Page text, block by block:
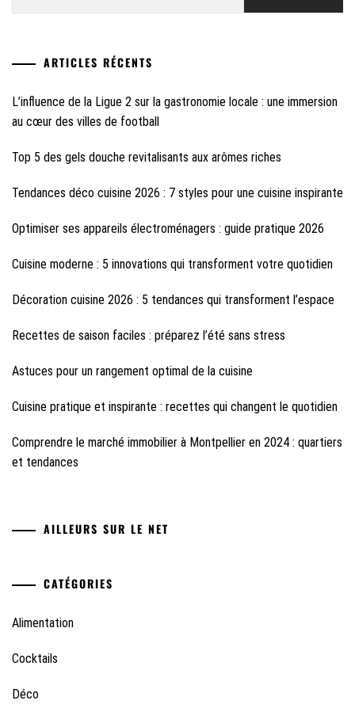
ARTICLES RÉCENTS
L’influence de la Ligue 2 sur la gastronomie locale : une immersion
au cœur des villes de football
Top 5 des gels douche revitalisants aux arômes riches
Tendances déco cuisine 2026 : 7 styles pour une cuisine inspirante
Optimiser ses appareils électroménagers : guide pratique 2026
Cuisine moderne : 5 innovations qui transforment votre quotidien
Décoration cuisine 2026 : 5 tendances qui transforment l’espace
Recettes de saison faciles : préparez l’été sans stress
Astuces pour un rangement optimal de la cuisine
Cuisine pratique et inspirante : recettes qui changent le quotidien
Comprendre le marché immobilier à Montpellier en 2024 : quartiers
et tendances
AILLEURS SUR LE NET
CATÉGORIES
Alimentation
Cocktails
Déco